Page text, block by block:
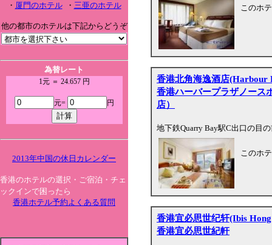
・ 厦門のホテル・ 三亜のホテル
他の都市のホテルは下記からどうぞ
為替レート
1元 ＝ 24.657 円
元= 円
2013年中国の休日カレンダー
香港のホテルの選択・ご宿泊・チェ
ックインで困ったら
香港ホテル予約よくある質問
このホ
香港北角海逸酒店(Harbour
香港ハーバープラザノース
店）
地下鉄Quarry Bay駅C出口の目
このホ
香港宜必思世纪轩(Ibis
香港宜必思世紀軒